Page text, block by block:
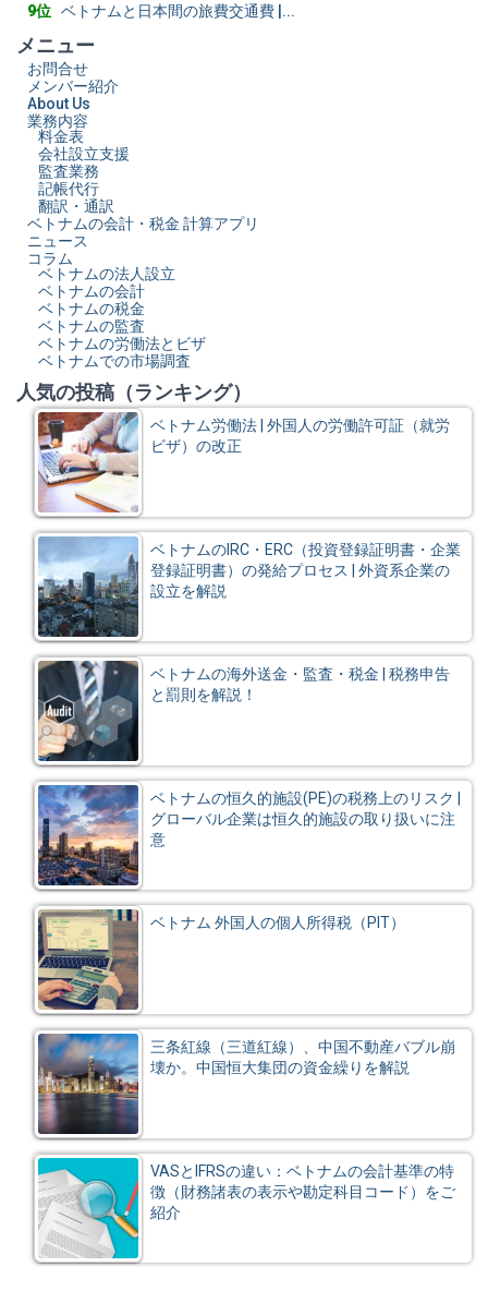
ベトナムと日本間の旅費交通費 |...
メニュー
お問合せ
メンバー紹介
About Us
業務内容
料金表
会社設立支援
監査業務
記帳代行
翻訳・通訳
ベトナムの会計・税金 計算アプリ
ニュース
コラム
ベトナムの法人設立
ベトナムの会計
ベトナムの税金
ベトナムの監査
ベトナムの労働法とビザ
ベトナムでの市場調査
人気の投稿（ランキング）
ベトナム労働法 | 外国人の労働許可証（就労
ビザ）の改正
ベトナムのIRC・ERC（投資登録証明書・企業
登録証明書）の発給プロセス | 外資系企業の
設立を解説
ベトナムの海外送金・監査・税金 | 税務申告
と罰則を解説！
ベトナムの恒久的施設(PE)の税務上のリスク |
グローバル企業は恒久的施設の取り扱いに注
意
ベトナム 外国人の個人所得税（PIT）
三条紅線（三道紅線）、中国不動産バブル崩
壊か。中国恒大集団の資金繰りを解説
VASとIFRSの違い：ベトナムの会計基準の特
徴（財務諸表の表示や勘定科目コード）をご
紹介